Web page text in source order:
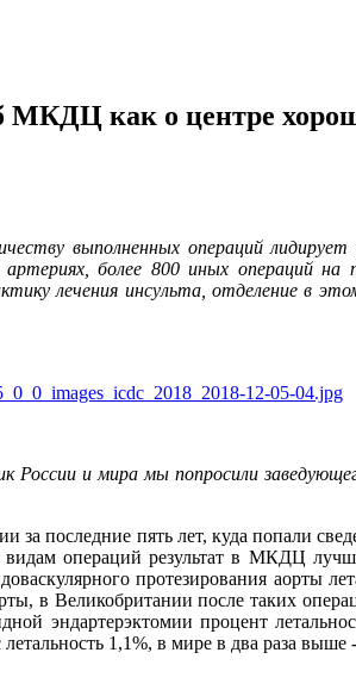
как о центре
выполненных операций
более 800 иных операций на
лечения инсульта, отделение в
России и мира мы попросили
последние пять лет, куда попали
операций результат в МКДЦ
протезирования аорты
в Великобритании после таких
эндартерэктомии процент
1,1%, в мире в два раза выше